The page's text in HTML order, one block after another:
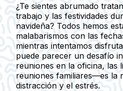
¿Te sientes abrumado
trabajo y las festividades
navideña? Todos hemos
malabarismos con las
mientras intentamos
puede parecer un desafío
reuniones en la oficina, las
reuniones familiares—es la
distracción y el estrés.